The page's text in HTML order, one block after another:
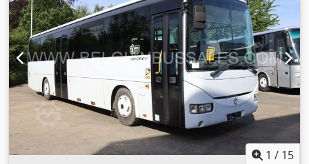
1 / 15